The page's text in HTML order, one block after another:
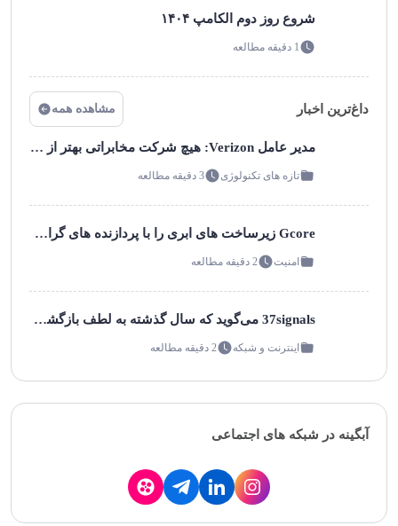
شروع روز دوم الکامپ ۱۴۰۴
1 دقیقه مطالعه
داغ‌ترین اخبار مشاهده همه
مدیر عامل Verizon: هیچ شرکت مخابراتی بهتر از ما برای Edge آماده نیست!
تازه های تکنولوژی 3 دقیقه مطالعه
Gcore زیرساخت های ابری را با پردازنده های گرافیکی هوش مصنوعی در مرکز داده Telia در هلسینکی مستقر خواهد کرد Gcore یک کلاستر پردازنده گرافیکی 1 مگاواتی را در امکانات خود مستقر خواهد کرد!
امنیت 2 دقیقه مطالعه
37signals می‌گوید که سال گذشته به لطف بازگشت ابری، نزدیک به ۲ میلیون دلار صرفه‌جویی کرده است!
اینترنت و شبکه 2 دقیقه مطالعه
آبگینه در شبکه های اجتماعی